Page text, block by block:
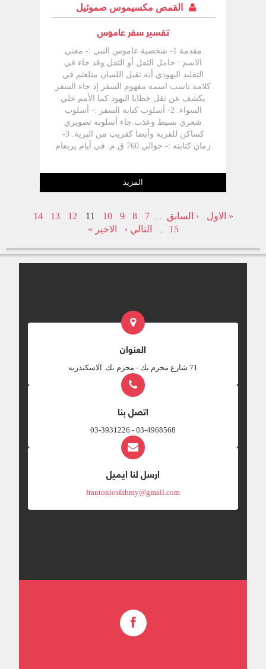
القمص مكسيموس صموئيل
تفسير سفر عاموس
مقدمة 1- شخصية عاموس النبي :- معني
الاسم : حامل الثقل أو الثقل.وقد جاء في
التقليد اليهودي أنه ثقيل اللسان متلعثم في
كلامه.ناسب اسمه مفهوم السفر إذ جاء السفر
يكشف عن ثقل خطايا اليهود كما الأمم علي
السواء. 2- أسلوب كتابة السفر :- أسلوب
شعري بسيط وعذب.جاء أسلوبه تصويري
كساكن للقرية وأيضا كقريب من البرية. 3-
زمان كتابته :- حوالي 760 ق.م. في أيام يربعام
ملكهم (عا 1:1 5 :9) وأشار إليها زكريا النبي بعد
300 عام (زك ٥:١٤).عاصر إشعياء النبي في
14: 25) ونهاية عصر هوشع النبي.
المزيد
« الاول ‹ السابق 7
8
9
10
11
12
13
14
15
التالي › الاخير »
العنوان
‎71 شارع محرم بك - محرم بك. الاسكندريه
اتصل بنا
03-4968568 - 03-3931226
ارسل لنا ايميل
frantoniosfahmy@gmail.com